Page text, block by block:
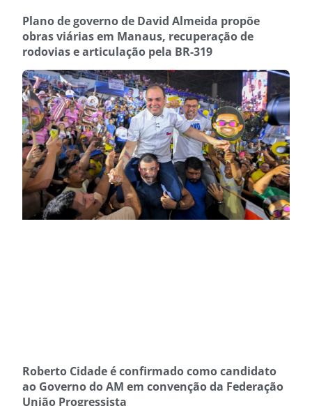
Plano de governo de David Almeida propõe
obras viárias em Manaus, recuperação de
rodovias e articulação pela BR-319
Roberto Cidade é confirmado como candidato
ao Governo do AM em convenção da Federação
União Progressista